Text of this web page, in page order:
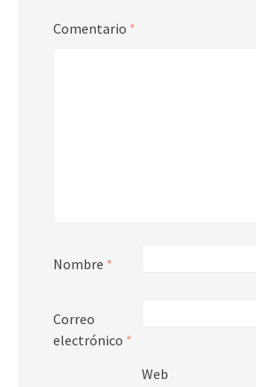
Comentario *
Nombre *
Correo
electrónico *
Web